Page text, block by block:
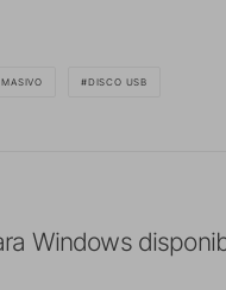
DISCO USB
Windows